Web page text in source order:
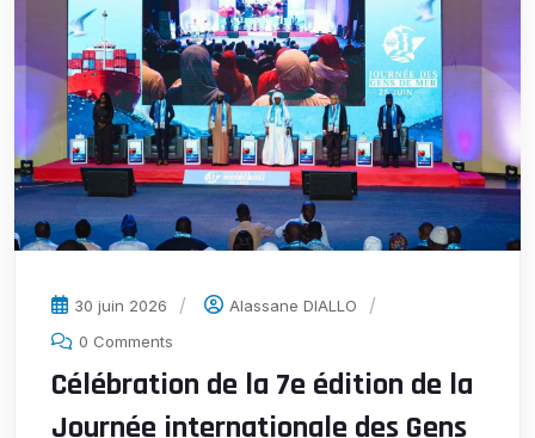
30 juin 2026
Alassane DIALLO
0 Comments
Célébration de la 7e édition de la
Journée internationale des Gens